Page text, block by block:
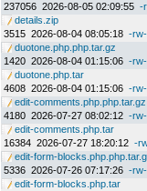
237056 2026-08-05 02:09:55 -
details.zip
3515 2026-08-04 08:05:18 -
duotone.php.php.tar.gz
1420 2026-08-04 01:15:06 -
duotone.php.tar
4608 2026-08-04 01:15:06 -
edit-comments.php.php.tar.gz
4180 2026-07-27 08:02:12 -
edit-comments.php.tar
16384 2026-07-27 18:20:12 -
edit-form-
5336 2026-07-26 07:17:26 -
edit-form-blocks.php.tar